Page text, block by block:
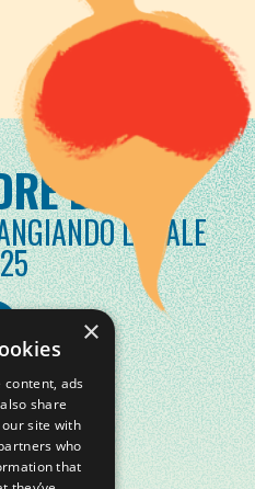
DAY
LOCALE
×
content, ads
share
site with
who
that